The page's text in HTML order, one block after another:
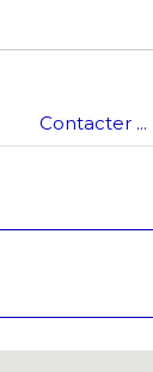
Contacter ...